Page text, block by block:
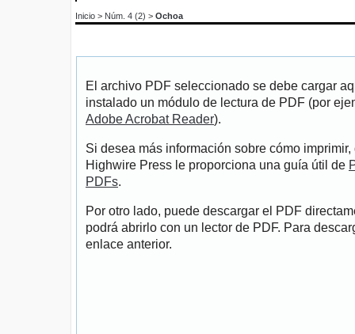
Inicio > Núm. 4 (2) > Ochoa
El archivo PDF seleccionado se debe cargar
instalado un módulo de lectura de PDF (por
Adobe Acrobat Reader).
Si desea más información sobre cómo
Highwire Press le proporciona una guía útil de
PDFs.
Por otro lado, puede descargar el PDF
podrá abrirlo con un lector de PDF. Para
enlace anterior.